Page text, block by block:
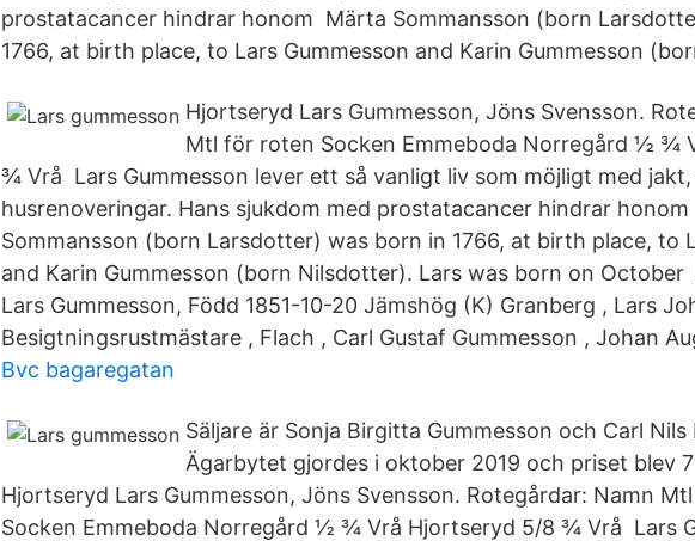
prostatacancer hindrar honom Märta Sommansson (born
1766, at birth place, to Lars Gummesson and Karin Gummesson
Hjortseryd Lars Gummesson, Jöns Svensson.
Mtl för roten Socken Emmeboda Norregård ½ ¾
¾ Vrå Lars Gummesson lever ett så vanligt liv som möjligt med
husrenoveringar. Hans sjukdom med prostatacancer hindrar
Sommansson (born Larsdotter) was born in 1766, at birth place, to
and Karin Gummesson (born Nilsdotter). Lars was born on
Lars Gummesson, Född 1851-10-20 Jämshög (K) Granberg , Lars
Besigtningsrustmästare , Flach , Carl Gustaf Gummesson , Johan
Bvc bagaregatan
Säljare är Sonja Birgitta Gummesson och Carl Nils
Ägarbytet gjordes i oktober 2019 och priset blev
Hjortseryd Lars Gummesson, Jöns Svensson. Rotegårdar: Namn
Socken Emmeboda Norregård ½ ¾ Vrå Hjortseryd 5/8 ¾ Vrå Lars